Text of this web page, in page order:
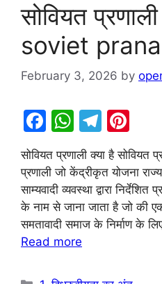
सोवियत प्रणाली
soviet
February 3, 2026 by
F
c
e
b
o
o
k
W
h
at
s
A
p
p
T
el
e
gr
a
m
nt
er
e
st
सोवियत प्रणाली क्या है सोवियत
प्रणाली जो केंद्रीकृत योजना
साम्यवादी व्यवस्था द्वारा
के नाम से जाना जाता है जो की
समतावादी समाज के निर्माण के
Read more